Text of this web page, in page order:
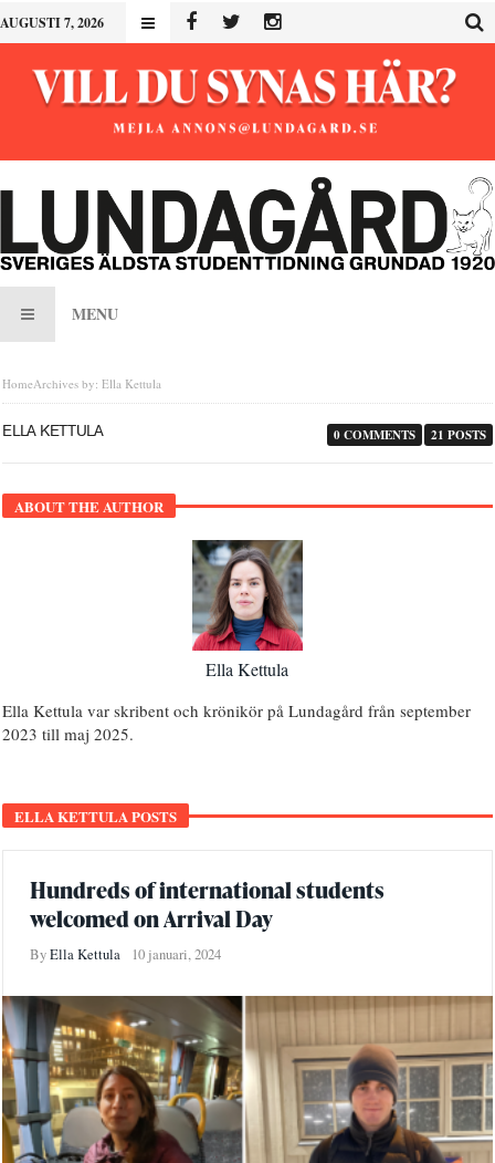
AUGUSTI 7, 2026
MENU
HomeArchives by: Ella Kettula
ELLA KETTULA 21 POSTS
0 COMMENTS
ABOUT THE AUTHOR
Ella Kettula
Ella Kettula var skribent och krönikör på Lundagård från september
2023 till maj 2025.
ELLA KETTULA POSTS
Hundreds of international students
welcomed on Arrival Day
ByElla Kettula 10 januari, 2024